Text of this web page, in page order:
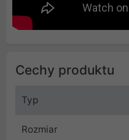
Cechy produktu
Typ
Rozmiar